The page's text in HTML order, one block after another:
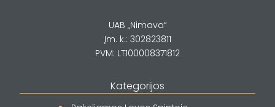
UAB „Nimava“
Įm. k.: 302823811
PVM: LT100008371812
Kategorijos